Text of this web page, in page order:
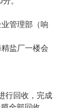
管理部（响
盐厂一楼会
行回收，完成